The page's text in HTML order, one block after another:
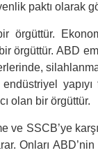
paktı olarak
örgüttür.
örgüttür. ABD
olan bir örgüttür.
ve SSCB’ye
Onları